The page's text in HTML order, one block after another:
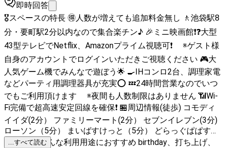
即時回答
🎖スペースの特長 🉐人数が増えても追加料金無し 🚶池袋駅8
分・要町駅2分以内なので集合楽チン♪ 🎉ミニ映画館❗❓大型
43型テレビでNetflix、Amazonプライム視聴可❗ ※ゲスト様
自身のアカウントでログインいただきご視聴ください 🎮大
人気ゲーム機でみんなで遊ぼう🌟 🍳IHコンロ2台、調理家電
などパーティ用調理器具が充実⭕ 💤24時間営業なのでいつ
でもご利用頂けます ※夜間も人数制限はありません 📶Wi-
Fi完備で超高速安定回線を確保❗ 🏪周辺情報(徒歩) コモディ
イイダ(2分） ファミリーマート(2分） セブンイレブン(3分)
ローソン（5分） まいばすけっと（5分） どらっぐぱぱす
（5分） ❓こんな利用用途におすすめ birthday、打ち上げ、
...すべて読む